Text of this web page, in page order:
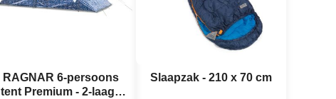
RAGNAR 6-persoons
tent Premium - 2-laags
Slaapzak - 210 x 70 cm